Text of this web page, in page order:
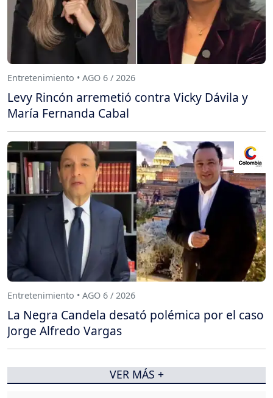
Entretenimiento • AGO 6 / 2026
Levy Rincón arremetió contra Vicky Dávila y
María Fernanda Cabal
Entretenimiento • AGO 6 / 2026
La Negra Candela desató polémica por el caso
Jorge Alfredo Vargas
VER MÁS +